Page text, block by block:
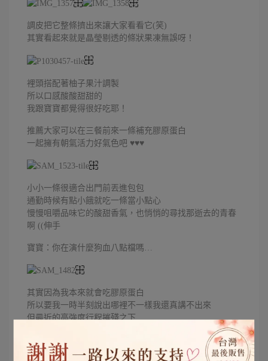
調皮把它整條擠出來讓大家看看它(笑)
其實看起來就是晶瑩剔透的條狀果凍無誤呀！
裡頭搭配著柚子果汁調製
所以口感酸酸甜甜的
我跟寶寶都覺得很好吃耶！
推薦大家可以在三餐前來一條補充膠原蛋白
一起擁有朝氣活力好氣色吧 ♥♥♥
小小一條很適合出門前丟進包包
通勤時候有點小餓就吃一條當小點心
慢慢咀嚼品味它的酸甜香氣，也悄悄的尋找那逝去的青春
啊 ((伸手
寶寶：你在演什麼狗血八點檔嗎…
其實因為我本來就會吃膠原蛋白
所以要我一時半刻說出哪裡不一樣我還真講不出來
但最近的高強度行程摧殘之下